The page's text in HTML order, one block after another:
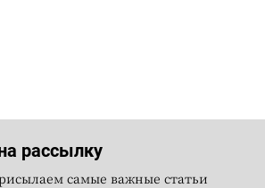
рассылку
самые важные статьи